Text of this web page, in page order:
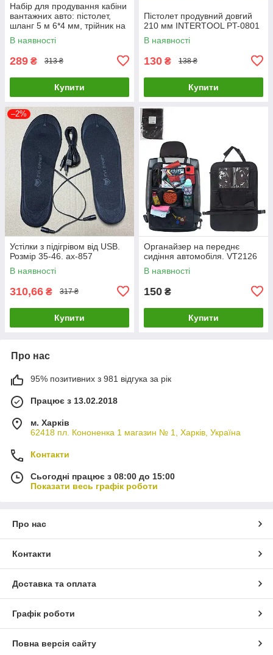
Набір для продування кабіни
вантажних авто: пістолет,
шланг 5 м 6*4 мм, трійник на
6 мм. INTERTOOL PT-1506
В наявності
289 ₴ 313 ₴
Купити
Пістолет продувний довгий
210 мм INTERTOOL PT-0801
В наявності
130 ₴ 138 ₴
Купити
–2%
Устілки з підігрівом від USB.
Розмір 35-46. ax-857
В наявності
310,66 ₴ 317 ₴
Купити
Органайзер на переднє
сидіння автомобіля. VT2126
В наявності
150 ₴
Купити
Про нас
95% позитивних з 981 відгука за рік
Працює з 13.02.2018
м. Харків
62418 пл. Кононенка 1 магазин № 1, Харків, Україна
Контакти
Сьогодні працює з 08:00 до 15:00
Показати весь графік роботи
Про нас
Контакти
Доставка та оплата
Графік роботи
Повна версія сайту